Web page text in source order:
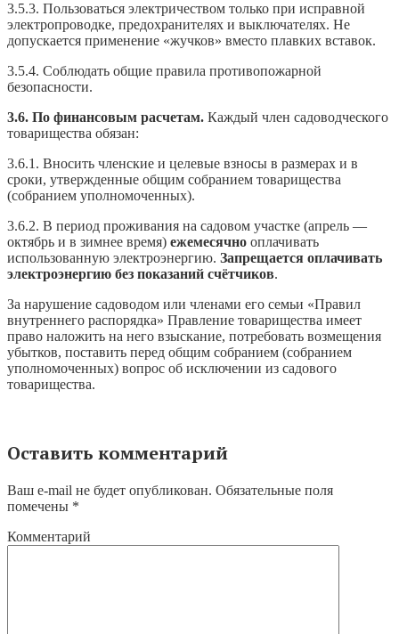
3.5.3. Пользоваться электричеством только при исправной
электропроводке, предохранителях и выключателях. Не
допускается применение «жучков» вместо плавких вставок.
3.5.4. Соблюдать общие правила противопожарной
безопасности.
3.6. По финансовым расчетам. Каждый член садоводческого
товарищества обязан:
3.6.1. Вносить членские и целевые взносы в размерах и в
сроки, утвержденные общим собранием товарищества
(собранием уполномоченных).
3.6.2. В период проживания на садовом участке (апрель —
октябрь и в зимнее время) ежемесячно оплачивать
использованную электроэнергию. Запрещается оплачивать
электроэнергию без показаний счётчиков.
За нарушение садоводом или членами его семьи «Правил
внутреннего распорядка» Правление товарищества имеет
право наложить на него взыскание, потребовать возмещения
убытков, поставить перед общим собранием (собранием
уполномоченных) вопрос об исключении из садового
товарищества.
Оставить комментарий
Ваш e-mail не будет опубликован. Обязательные поля
помечены *
Комментарий